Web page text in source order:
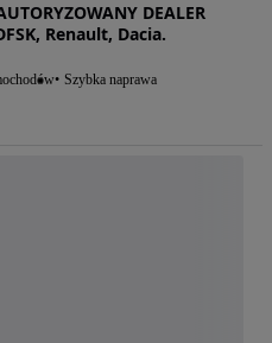
DEALER
Renault, Dacia.
Szybka naprawa